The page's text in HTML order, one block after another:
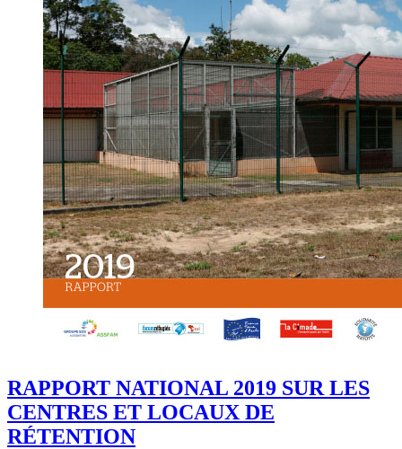
RAPPORT NATIONAL 2019 SUR LES
CENTRES ET LOCAUX DE
RÉTENTION